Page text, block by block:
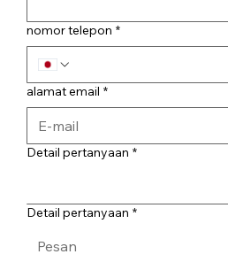
nomor telepon *
alamat email *
Detail pertanyaan *
Detail pertanyaan *